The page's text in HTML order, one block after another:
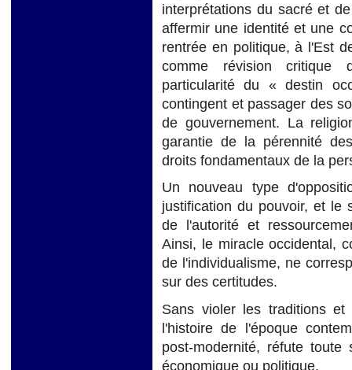
interprétations du sacré et
affermir une identité et une
rentrée en politique, à l'Est
comme révision critique
particularité du « destin
contingent et passager des
de gouvernement. La
garantie de la pérennité
droits fondamentaux de la
Un nouveau type
justification du pouvoir, et le
de l'autorité et
Ainsi, le miracle occidental,
de l'individua­lisme, ne
sur des certitudes.
Sans violer les traditions
l'histoire de l'époque
post-modernité, réfute toute
économique ou politique.